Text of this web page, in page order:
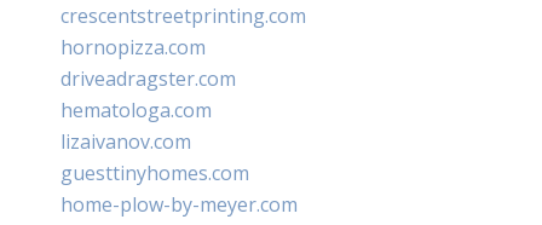
crescentstreetprinting.com
hornopizza.com
driveadragster.com
hematologa.com
lizaivanov.com
guesttinyhomes.com
home-plow-by-meyer.com